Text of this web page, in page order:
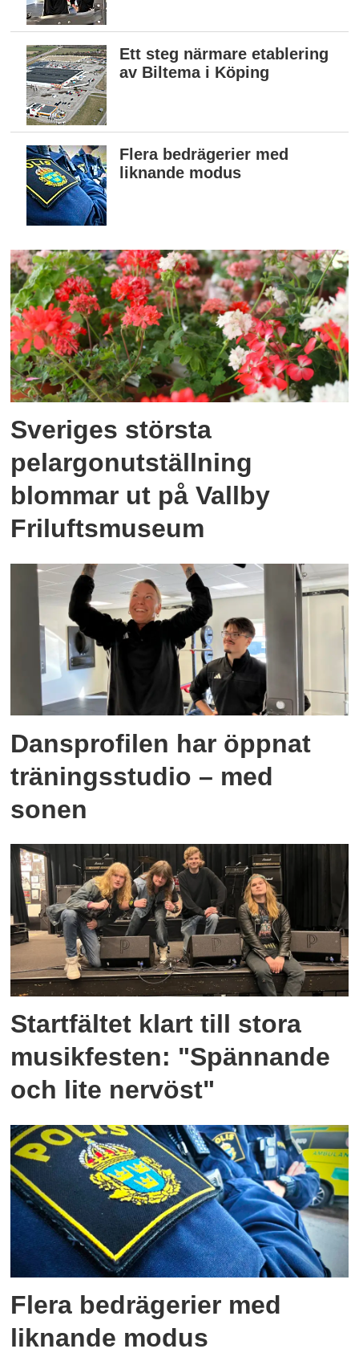
Ett steg närmare etablering
av Biltema i Köping
Flera bedrägerier med
liknande modus
Sveriges största
pelargonutställning
blommar ut på Vallby
Friluftsmuseum
Dansprofilen har öppnat
träningsstudio – med
sonen
Startfältet klart till stora
musikfesten: "Spännande
och lite nervöst"
Flera bedrägerier med
liknande modus